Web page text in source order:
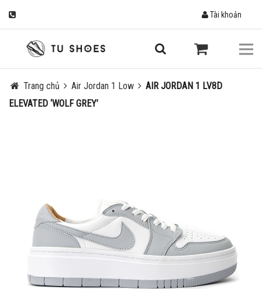
Tài khoản
Trang chủ Air Jordan 1 Low
AIR JORDAN 1 LV8D
ELEVATED ‘WOLF GREY’